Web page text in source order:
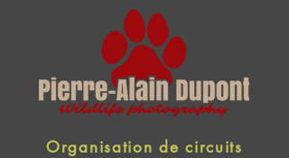
Organisation de circuits